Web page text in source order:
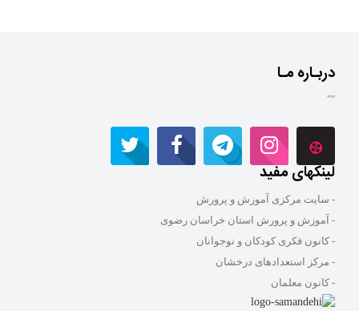
دربـاره مـا
""
لینکهای مفید
- سایت مرکزی آموزش و پرورش
- آموزش و پرورش استان خراسان رضوی
- کانون فکری کودکان و نوجوانان
- مرکز استعدادهای درخشان
- کانون معلمان